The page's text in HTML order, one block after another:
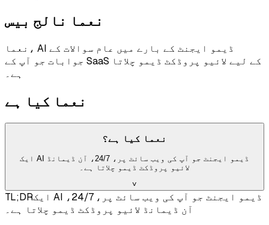
نعما نالج بیس
نعما، AI ڈیمو ایجنٹ کے بارے میں عام سوالات کے
جوابات جو آپ کے SaaS کے لیے لائیو پروڈکٹ ڈیمو چلاتا
ہے۔
نعما کیا ہے
نعما کیا ہے؟
ایک AI ڈیمو ایجنٹ جو آپ کی ویب سائٹ پر، 24/7، آن ڈیمانڈ
لائیو پروڈکٹ ڈیمو چلاتا ہے۔
˅
TL;DRایک AI ڈیمو ایجنٹ جو آپ کی ویب سائٹ پر، 24/7،
آن ڈیمانڈ لائیو پروڈکٹ ڈیمو چلاتا ہے۔